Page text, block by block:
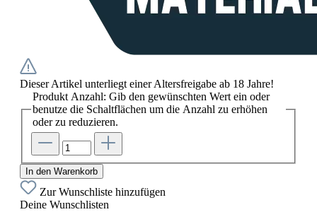
Dieser Artikel unterliegt einer Altersfreigabe ab 18 Jahre!
Produkt Anzahl: Gib den gewünschten Wert ein oder
benutze die Schaltflächen um die Anzahl zu erhöhen
oder zu reduzieren.
In den Warenkorb
Zur Wunschliste hinzufügen
Deine Wunschlisten